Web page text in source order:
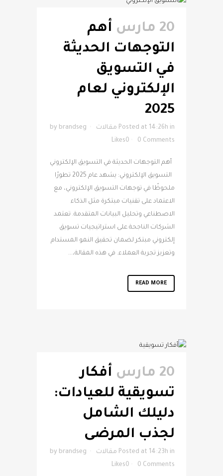
20 مارس
أهم
التوجهات الحديثة
في التسويق
الإلكتروني لعام
2025
Posted at 14:26h in مقالات by brandseg
0 Comments
0
Likes
أهم التوجهات الحديثة في التسويق الإلكتروني
التسويق الإلكتروني: يشهد عام 2025 تطورًا
ملحوظًا في توجهات التسويق الإلكتروني، مع
الاعتماد على تقنيات مبتكرة مثل الذكاء
الاصطناعي وتحليل البيانات المتقدمة. تعتمد
الشركات الناجحة على استراتيجيات تسويق
إلكتروني مبتكر لضمان تحقيق النمو المستدام
وتعزيز تجربة العملاء. في هذه المقالة،...
READ MORE
20 مارس
أفكار
تسويقية للعيادات:
دليلك الشامل
لجذب المرضى
Posted at 14:23h in مقالات by brandseg
0 Comments
0
Likes